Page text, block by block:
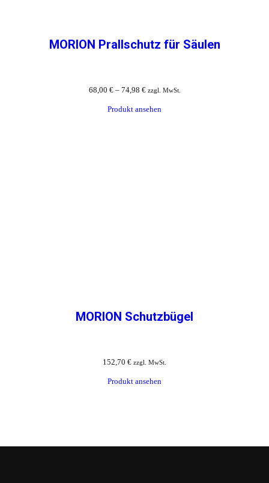
MORION Prallschutz für Säulen
68,00 €– 74,98 € zzgl. MwSt.
Produkt ansehen
MORION Schutzbügel
152,70 € zzgl. MwSt.
Produkt ansehen